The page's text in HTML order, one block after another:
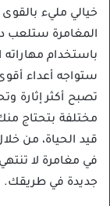
خيالي مليء
المغامرة ستلعب
باستخدام مهاراته
ستواجه أعداء
تصبح أكثر إثارة
مختلفة بتحتاج
قيد الحياة، من
في مغامرة لا
جديدة في طريقك.